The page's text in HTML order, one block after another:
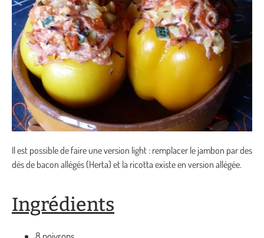
Il est possible de faire une version light : remplacer le jambon par des
dés de bacon allégés (Herta) et la ricotta existe en version allégée.
Ingrédients